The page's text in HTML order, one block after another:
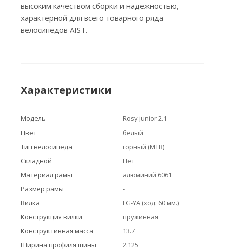
высоким качеством сборки и надёжностью,
характерной для всего товарного ряда
велосипедов AIST.
Характеристики
Модель
Rosy junior 2.1
Цвет
белый
Тип велосипеда
горный (MTB)
Складной
Нет
Материал рамы
алюминий 6061
Размер рамы
-
Вилка
LG-YA (ход: 60 мм.)
Конструкция вилки
пружинная
Конструктивная масса
13.7
Ширина профиля шины
2.125